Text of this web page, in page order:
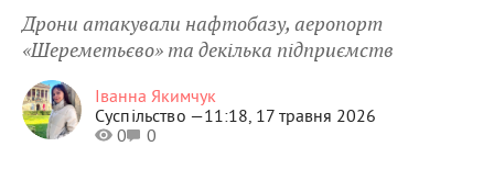
Дрони атакували нафтобазу, аеропорт
«Шереметьєво» та декілька підприємств
Іванна Якимчук
Суспільство —11:18, 17 травня 2026
0
0